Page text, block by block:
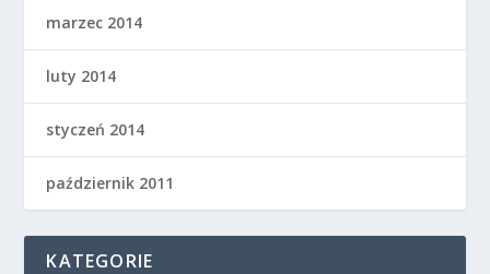
marzec 2014
luty 2014
styczeń 2014
październik 2011
KATEGORIE